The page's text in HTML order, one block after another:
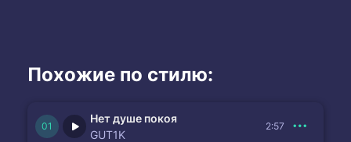
Похожие по стилю:
Нет душе покоя
GUT1K
2:57